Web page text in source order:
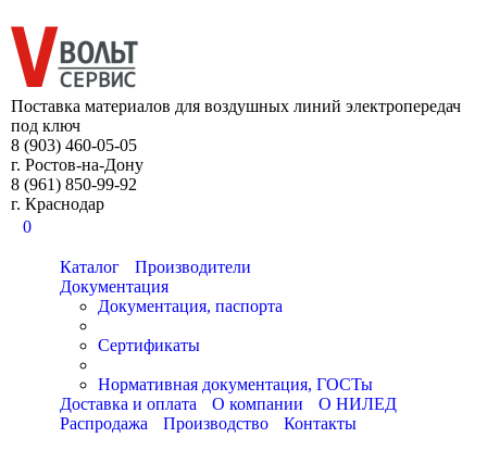
Поставка материалов для воздушных линий электропередач
под ключ
8 (903) 460-05-05
г. Ростов-на-Дону
8 (961) 850-99-92
г. Краснодар
0
Каталог
Производители
Документация
Документация, паспорта
Сертификаты
Нормативная документация, ГОСТы
Доставка и оплата
О компании
О НИЛЕД
Распродажа
Производство
Контакты